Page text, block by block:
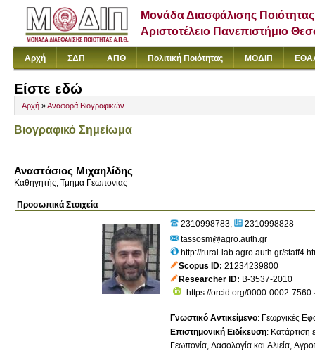
Μονάδα Διασφάλισης Ποιότητας
Αριστοτέλειο Πανεπιστήμιο
Αρχή ΣΔΠ ΑΠΘ Πολιτική Ποιότητας ΜΟΔΙΠ
Είστε εδώ
Αρχή »Αναφορά Βιογραφικών
Βιογραφικό Σημείωμα
Αναστάσιος Μιχαηλίδης
Καθηγητής, Τμήμα Γεωπονίας
Προσωπικά Στοιχεία
2310998783
2310998828
tassosm@agro.auth.gr
http://rural-lab.agro.auth.gr/
Scopus ID 21234239800
Researcher ID B-3537-2010
https://orcid.org/0000-0002-
Γνωστικό Αντικείμενο: Γεωργικές
Επιστημονική Ειδίκευση: Κατάρτιση
Γεωπονία, Δασολογία και Αλιεία